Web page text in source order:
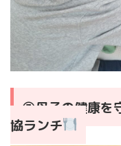
③母子の健康を
協ランチ